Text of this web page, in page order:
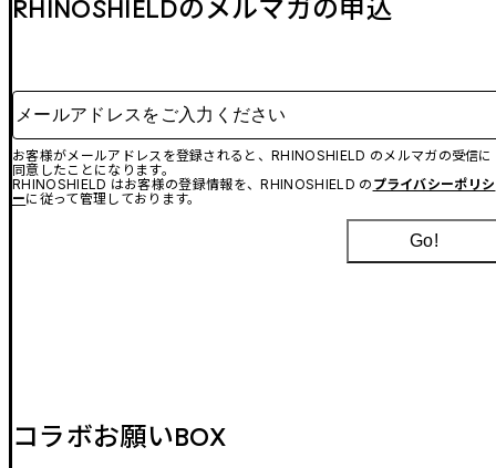
RHINOSHIELDのメルマガの申込
メールアドレスをご入力ください
お客様がメールアドレスを登録されると、RHINOSHIELD のメルマガの受信に
同意したことになります。
RHINOSHIELD はお客様の登録情報を、RHINOSHIELD の プライバシーポリシ
ーに従って管理しております。
Go!
コラボお願いBOX